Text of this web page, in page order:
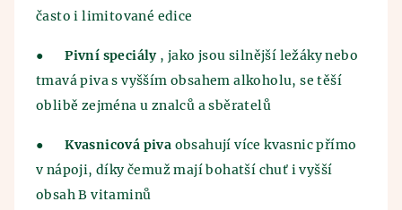
často i limitované edice
● Pivní speciály , jako jsou silnější ležáky nebo
tmavá piva s vyšším obsahem alkoholu, se těší
oblibě zejména u znalců a sběratelů
● Kvasnicová piva obsahují více kvasnic přímo
v nápoji, díky čemuž mají bohatší chuť i vyšší
obsah B vitaminů